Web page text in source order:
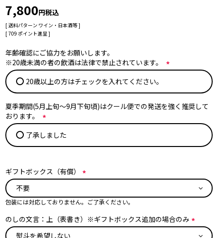
7,800 税込
送料パターン ワイン・日本酒等
[709 ポイント進呈 ]
年齢確認にご協力をお願いします。
※20歳未満の者の飲酒は法律で禁止されています。
須
)
20歳以上の方はチェックを入れてください。
夏季期間(5月上旬～9月下旬頃)はクール便での発送を強く推奨して
おります。
必
須
了承しました
ギフトボックス（有償）
須
包装には対応しておりません。ご了承ください。
のしの文言：上（表書き）※ギフトボックス追加の場合のみ